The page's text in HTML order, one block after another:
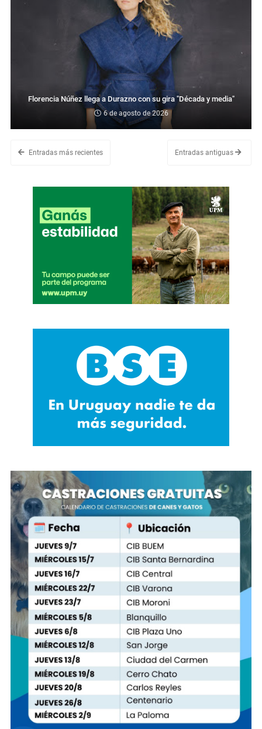
Florencia Núñez llega a Durazno con su gira "Década y media"
6 de agosto de 2026
Entradas más recientes Entradas antiguas